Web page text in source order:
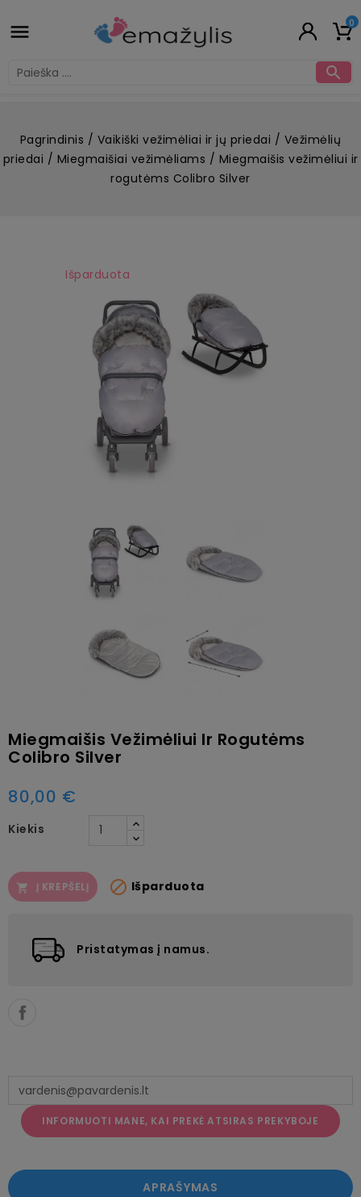
 0

Pagrindinis Vaikiški vežimėliai ir jų priedai
Vežimėlių
priedai
Miegmaišiai vežimėliams
Miegmaišis vežimėliui ir
rogutėms Colibro Silver
Išparduota
Miegmaišis Vežimėliui Ir Rogutėms
Colibro Silver
80,00 €
Kiekis
 Į KREPŠELĮ  Išparduota
INFORMUOTI MANE, KAI PREKĖ ATSIRAS PREKYBOJE
Pristatymas į namus.
APRAŠYMAS